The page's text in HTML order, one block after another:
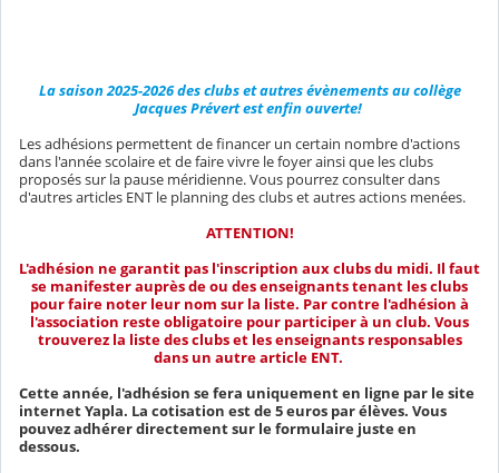
La saison 2025-2026 des clubs et autres évènements au collège
Jacques Prévert est enfin ouverte!
Les adhésions permettent de financer un certain nombre d'actions
dans l'année scolaire et de faire vivre le foyer ainsi que les clubs
proposés sur la pause méridienne. Vous pourrez consulter dans
d'autres articles ENT le planning des clubs et autres actions menées.
ATTENTION!
L'adhésion ne garantit pas l'inscription aux clubs du midi. Il faut
se manifester auprès de ou des enseignants tenant les clubs
pour faire noter leur nom sur la liste. Par contre l'adhésion à
l'association reste obligatoire pour participer à un club. Vous
trouverez la liste des clubs et les enseignants responsables
dans un autre article ENT.
Cette année, l'adhésion se fera uniquement en ligne par le site
internet Yapla. La cotisation est de 5 euros par élèves. Vous
pouvez adhérer directement sur le formulaire juste en
dessous.